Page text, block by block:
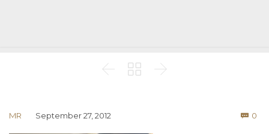
  
MR September 27, 2012  0